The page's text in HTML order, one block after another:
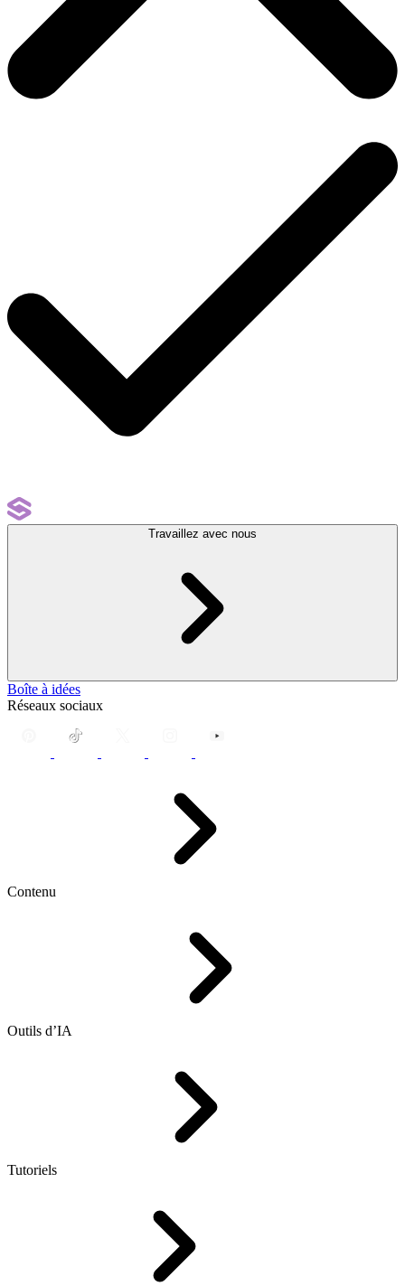
Travaillez avec nous
Boîte à idées
Réseaux sociaux
Contenu
Outils d’IA
Tutoriels